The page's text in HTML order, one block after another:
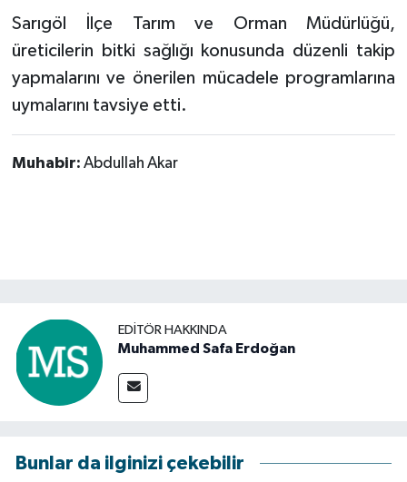
Sarıgöl İlçe Tarım ve Orman Müdürlüğü,
üreticilerin bitki sağlığı konusunda düzenli takip
yapmalarını ve önerilen mücadele programlarına
uymalarını tavsiye etti.
Muhabir: Abdullah Akar
EDITÖR HAKKINDA
Muhammed Safa Erdoğan
Bunlar da ilginizi çekebilir